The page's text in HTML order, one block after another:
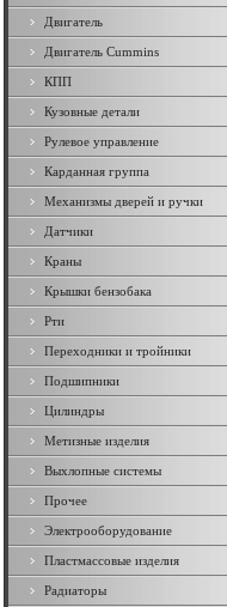
Двигатель
Двигатель Cummins
КПП
Кузовные детали
Рулевое управление
Карданная группа
Механизмы дверей и ручки
Датчики
Краны
Крышки бензобака
Рти
Переходники и тройники
Подшипники
Цилиндры
Метизные изделия
Выхлопные системы
Прочее
Электрооборудование
Пластмассовые изделия
Радиаторы